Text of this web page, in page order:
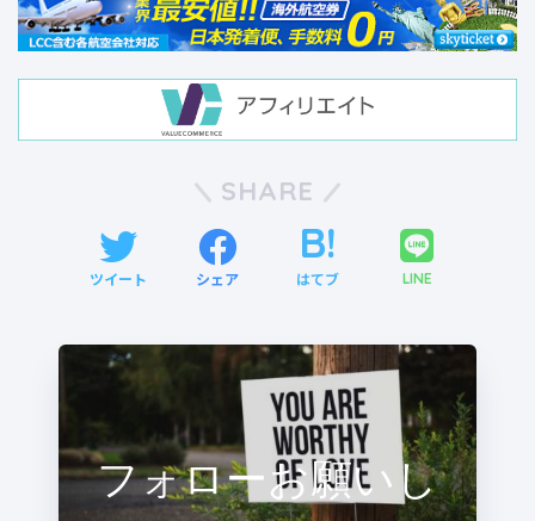
SHARE
ツイート シェア はてブ LINE
フォローお願いし